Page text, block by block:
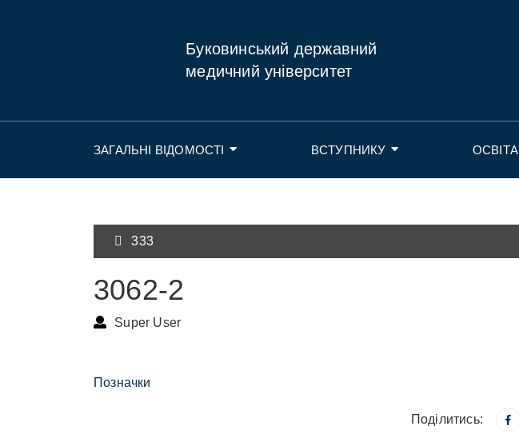
Буковинський державний
медичний університет
ЗАГАЛЬНІ ВІДОМОСТІ ВСТУПНИКУ ОСВІТА
333
3062-2
Super User
Позначки
Поділитись: